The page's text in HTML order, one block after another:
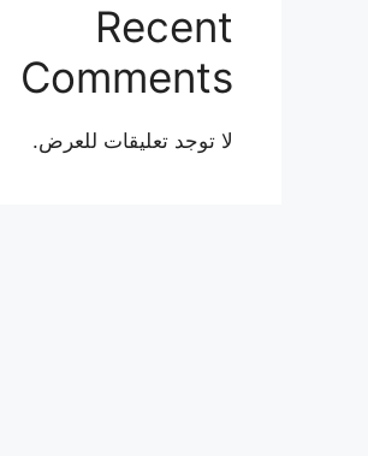
Recent
Comments
لا توجد تعليقات للعرض.